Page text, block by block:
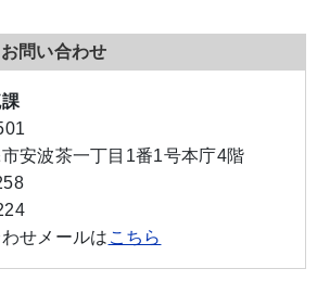
問い合わせ
安波茶一丁目1番1号本庁4階
せメールは こちら